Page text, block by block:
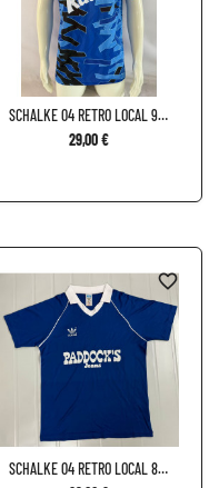
SCHALKE 04 RETRO LOCAL 92-
93
29,00 €
SCHALKE 04 RETRO LOCAL 84-
favorite_border